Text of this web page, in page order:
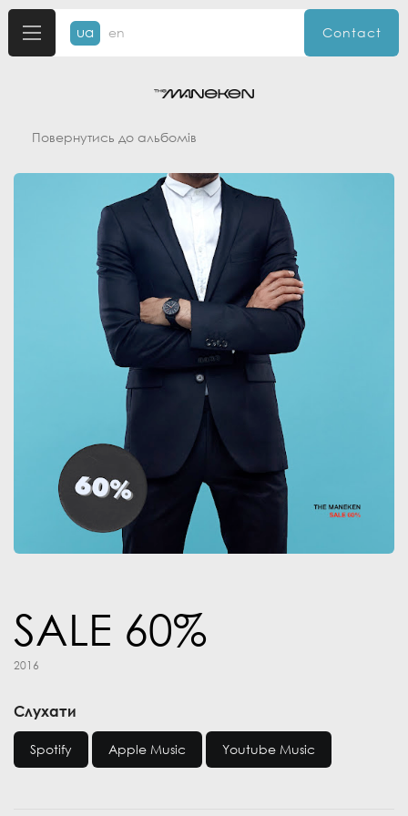
Повернутись до альбомів
SALE 60%
2016
Слухати
Spotify Apple Music Youtube Music
ua en Contact